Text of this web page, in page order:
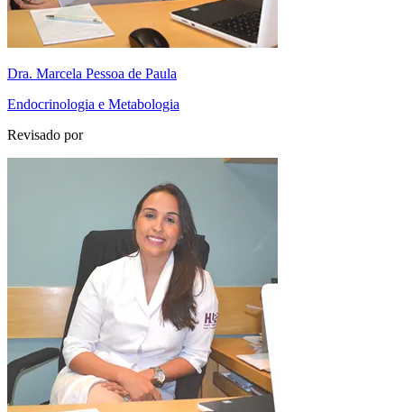
Dra. Marcela Pessoa de Paula
Endocrinologia e Metabologia
Revisado por